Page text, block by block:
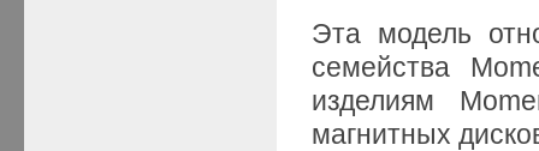
Эта модель
семейства
изделиям
магнитных